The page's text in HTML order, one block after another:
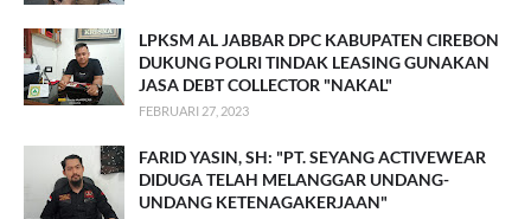
LPKSM AL JABBAR DPC KABUPATEN CIREBON
DUKUNG POLRI TINDAK LEASING GUNAKAN
JASA DEBT COLLECTOR "NAKAL"
FEBRUARI 27, 2023
FARID YASIN, SH: "PT. SEYANG ACTIVEWEAR
DIDUGA TELAH MELANGGAR UNDANG-
UNDANG KETENAGAKERJAAN"